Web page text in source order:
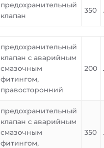
предохранительный
клапан
350
предохранительный
клапан с аварийным
смазочным
фитингом,
правосторонний
200
предохранительный
клапан с аварийным
смазочным
фитингом,
350